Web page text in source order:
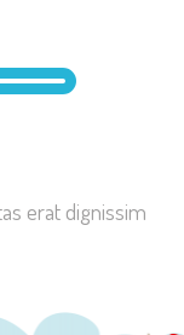
erat dignissim